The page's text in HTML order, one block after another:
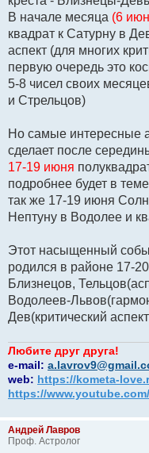
В начале месяца (6
квадрат к Сатурну в
аспект (для многих
первую очередь это
5-8 чисел своих
и Стрельцов)
Но самые интересные
сделает после
17-19 июня
подробнее будет в
так же 17-19 июня
Нептуну в Водолее и
Этот насыщенный
родился в районе 17-
Близнецов,
Водолеев-
Дев(критический
Любите друг друга!
e-mail:
web: https://kometa-
https://
Андрей Лавров
Проф. Астролог